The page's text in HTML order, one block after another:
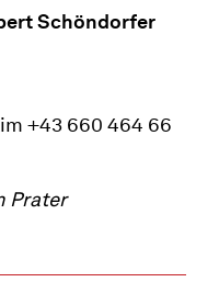
Schöndorfer
+43 660 464 66
Prater